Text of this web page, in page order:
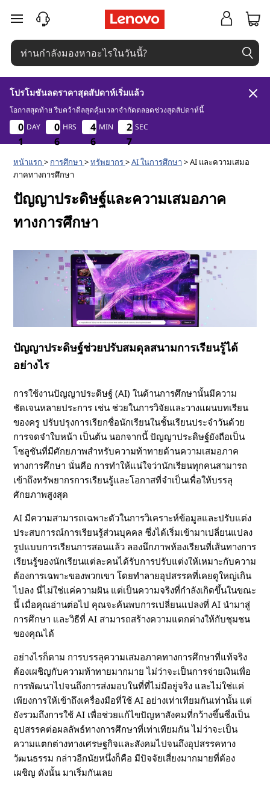
A
ช่
ว
ย
ข้ามไปที่เนื้อหาหลัก
โปรโมชันลดราคาสุดสัปดาห์เริ่มแล้ว
โอกาสสุดท้าย รีบคว้าดีลสุดคุ้มเวลาจำกัดตลอดช่วงสุดสัปดาห์นี้
0
1
0
1
0
1
0
1
DAY
0
6
0
6
0
6
0
6
HRS
4
6
4
6
4
6
4
6
MIN 2
7
2
6
2
7
2
6
SEC
หน้าแรก > การศึกษา >ทรัพยากร>AI ในการศึกษา > AI และความเสมอ
ภาคทางการศึกษา
ปัญญาประดิษฐ์และความเสมอภาค
ทางการศึกษา
ปัญญาประดิษฐ์ช่วยปรับสมดุลสนามการเรียนรู้ได้
อย่างไร
การใช้งานปัญญาประดิษฐ์ (AI) ในด้านการศึกษานั้นมีความ
ชัดเจนหลายประการ เช่น ช่วยในการวิจัยและวางแผนบทเรียน
ของครู ปรับปรุงการเรียกชื่อนักเรียนในชั้นเรียนประจำวันด้วย
การจดจำใบหน้า เป็นต้น นอกจากนี้ ปัญญาประดิษฐ์ยังถือเป็น
โซลูชันที่มีศักยภาพสำหรับความท้าทายด้านความเสมอภาค
ทางการศึกษา นั่นคือ การทำให้แน่ใจว่านักเรียนทุกคนสามารถ
เข้าถึงทรัพยากรการเรียนรู้และโอกาสที่จำเป็นเพื่อให้บรรลุ
ศักยภาพสูงสุด
AI มีความสามารถเฉพาะตัวในการวิเคราะห์ข้อมูลและปรับแต่ง
ประสบการณ์การเรียนรู้ส่วนบุคคล ซึ่งได้เริ่มเข้ามาเปลี่ยนแปลง
รูปแบบการเรียนการสอนแล้ว ลองนึกภาพห้องเรียนที่เส้นทางการ
เรียนรู้ของนักเรียนแต่ละคนได้รับการปรับแต่งให้เหมาะกับความ
ต้องการเฉพาะของพวกเขา โดยทำลายอุปสรรคที่เคยดูใหญ่เกิน
ไปลง นี่ไม่ใช่แค่ความฝัน แต่เป็นความจริงที่กำลังเกิดขึ้นในขณะ
นี้ เมื่อคุณอ่านต่อไป คุณจะค้นพบการเปลี่ยนแปลงที่ AI นำมาสู่
การศึกษา และวิธีที่ AI สามารถสร้างความแตกต่างให้กับชุมชน
ของคุณได้
อย่างไรก็ตาม การบรรลุความเสมอภาคทางการศึกษาที่แท้จริง
ต้องเผชิญกับความท้าทายมากมาย ไม่ว่าจะเป็นการจ่ายเงินเพื่อ
การพัฒนาไปจนถึงการส่งมอบในที่ที่ไม่มีอยู่จริง และไม่ใช่แค่
เพียงการให้เข้าถึงเครื่องมือที่ใช้ AI อย่างเท่าเทียมกันเท่านั้น แต่
ยังรวมถึงการใช้ AI เพื่อช่วยแก้ไขปัญหาสังคมที่กว้างขึ้นซึ่งเป็น
อุปสรรคต่อผลลัพธ์ทางการศึกษาที่เท่าเทียมกัน ไม่ว่าจะเป็น
ความแตกต่างทางเศรษฐกิจและสังคมไปจนถึงอุปสรรคทาง
วัฒนธรรม กล่าวอีกนัยหนึ่งก็คือ มีปัจจัยเสี่ยงมากมายที่ต้อง
เผชิญ ดังนั้น มาเริ่มกันเลย